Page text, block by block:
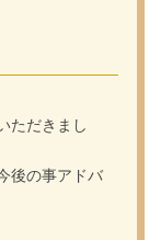
ただきまし
後の事アドバ